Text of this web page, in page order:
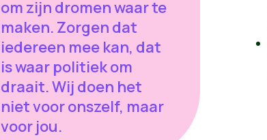
om zijn dromen waar te
maken. Zorgen dat
iedereen mee kan, dat
is waar politiek om
draait. Wij doen het
niet voor onszelf, maar
voor jou.